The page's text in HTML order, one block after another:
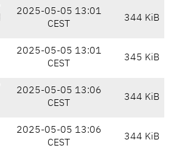
2025-05-05 13:01
CEST
344 KiB
2025-05-05 13:01
CEST
345 KiB
2025-05-05 13:06
CEST
344 KiB
2025-05-05 13:06
CEST
344 KiB